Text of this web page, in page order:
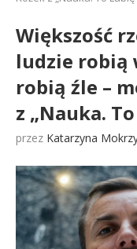
Większość
ludzie robią
robią źle –
z „Nauka.
przez Katarzyna